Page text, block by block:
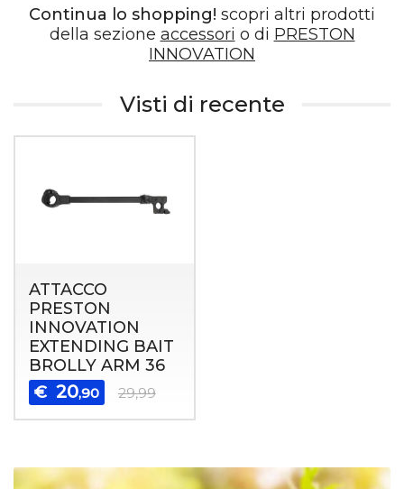
Continua lo shopping! scopri altri prodotti
della sezione accessori o di PRESTON
INNOVATION
Visti di recente
ATTACCO
PRESTON
INNOVATION
EXTENDING BAIT
BROLLY ARM 36
€ 20,90 29,99